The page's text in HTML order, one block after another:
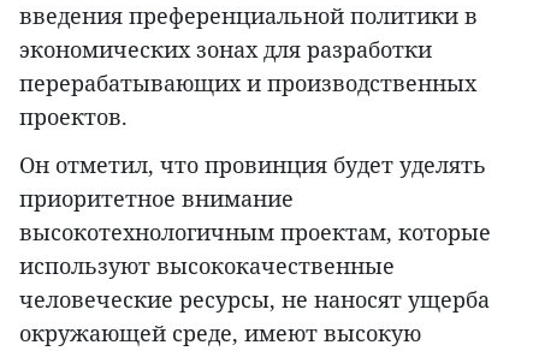
введения преференциальной политики в
экономических зонах для разработки
перерабатывающих и производственных
проектов.
Он отметил, что провинция будет уделять
приоритетное внимание
высокотехнологичным проектам, которые
используют высококачественные
человеческие ресурсы, не наносят ущерба
окружающей среде, имеют высокую